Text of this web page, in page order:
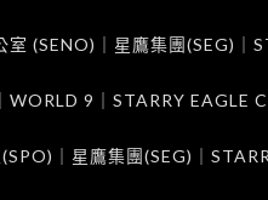
室 (SENO)｜星鷹集團(SEG)｜
WORLD 9｜STARRY EAGLE
｜星鷹集團(SEG)｜